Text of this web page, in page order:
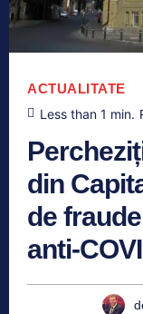
ACTUALITATE
Less than 1 min.
din
de
anti-